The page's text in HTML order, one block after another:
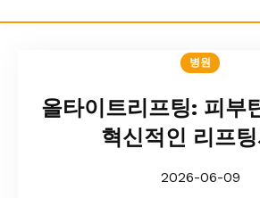
병원
올타이트리프팅: 피부
혁신적인 리프
2026-06-09